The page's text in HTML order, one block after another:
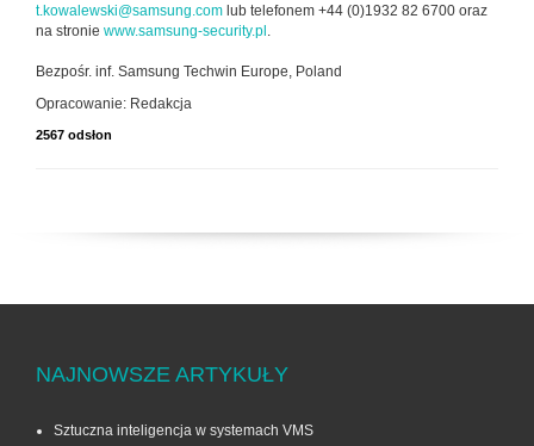
t.kowalewski@samsung.com lub telefonem +44 (0)1932 82 6700 oraz
na stronie www.samsung-security.pl .
Bezpośr. inf. Samsung Techwin Europe, Poland
Opracowanie: Redakcja
2567 odsłon
NAJNOWSZE ARTYKUŁY
Sztuczna inteligencja w systemach VMS